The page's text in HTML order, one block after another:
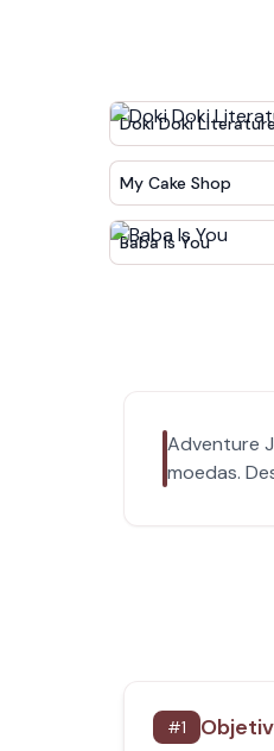
Doki Doki
My Cake Shop
Baba Is You
Adventure
moedas.
#1